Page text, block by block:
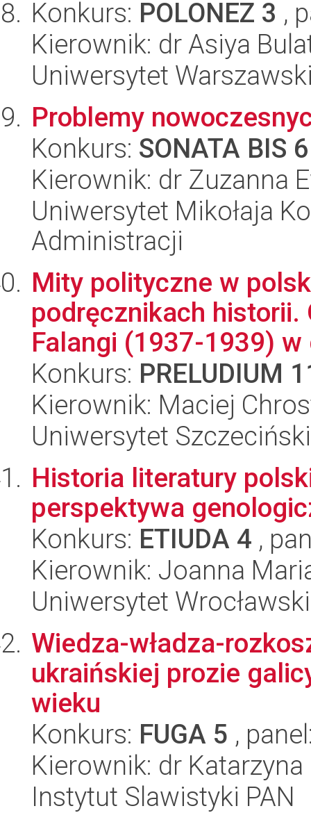
Konkurs: POLONEZ 3 ,
Kierownik: dr Asiya
Uniwersytet
Problemy
Konkurs: SONATA BIS 6
Kierownik: dr Zuzanna
Uniwersytet Mikołaja
Administracji
Mity polityczne w
podręcznikach historii.
Falangi (1937-1939)
Konkurs: PRELUDIUM
Kierownik: Maciej
Uniwersytet
Historia literatury
perspektywa
Konkurs: ETIUDA 4 ,
Kierownik: Joanna
Uniwersytet
Wiedza-władza-
ukraińskiej prozie
wieku
Konkurs: FUGA 5 ,
Kierownik: dr
Instytut Slawistyki PAN